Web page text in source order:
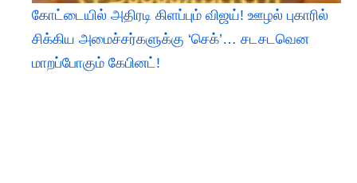
கோட்டையில் அதிரடி கிளப்பும் விஜய்! ஊழல் புகாரில்
சிக்கிய அமைச்சர்களுக்கு ‘செக்’… சடசடவென
மாறப்போகும் கேபினட்!​